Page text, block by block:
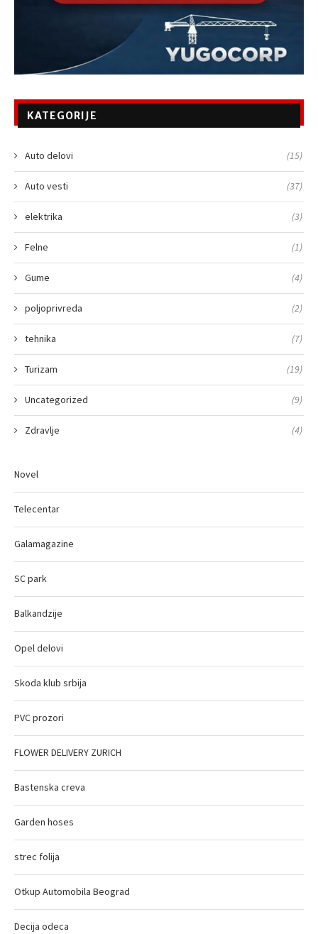
KATEGORIJE
Auto delovi (15)
Auto vesti (37)
elektrika (3)
Felne (1)
Gume (4)
poljoprivreda (2)
tehnika (7)
Turizam (19)
Uncategorized (9)
Zdravlje (4)
Novel
Telecentar
Galamagazine
SC park
Balkandzije
Opel delovi
Skoda klub srbija
PVC prozori
FLOWER DELIVERY ZURICH
Bastenska creva
Garden hoses
strec folija
Otkup Automobila Beograd
Decija odeca